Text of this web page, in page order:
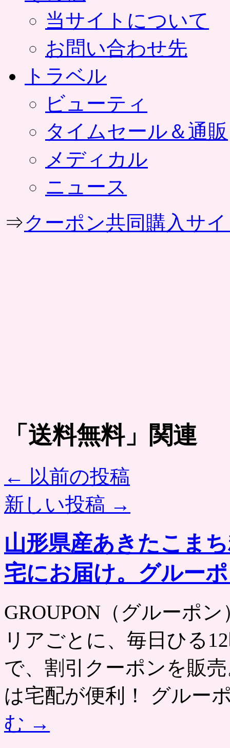
当サイトについて
お問い合わせ先
トラベル
ビューティ
タイムセール＆通販
メディカル
ニュース
⇒クーポン共同購入サ
「 送料無料」関連
← 以前の投稿
新しい投稿 →
山形県産あきたこま
宅にお届け。グルー
GROUPON（グルーポ
リアごとに、毎日ひる
で、割引クーポンを販
は宅配が便利！ グルー
む →